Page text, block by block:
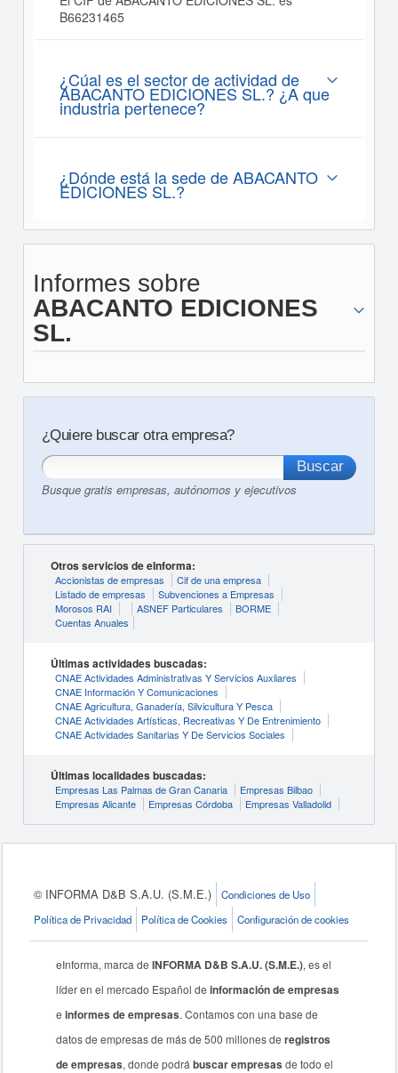
B66231465
¿Cúal es el sector de actividad de
ABACANTO EDICIONES SL.? ¿A que
industria pertenece?
¿Dónde está la sede de ABACANTO
EDICIONES SL.?
Informes sobre
ABACANTO EDICIONES
SL.
¿Quiere buscar otra empresa?
Busque gratis empresas, autónomos y ejecutivos
Otros servicios de eInforma:
Accionistas de empresas
Cif de una empresa
Listado de empresas
Subvenciones a Empresas
Morosos RAI
ASNEF Particulares
BORME
Cuentas Anuales
Últimas actividades buscadas:
CNAE Actividades Administrativas Y Servicios Auxliares
CNAE Información Y Comunicaciones
CNAE Agricultura, Ganadería, Silvicultura Y Pesca
CNAE Actividades Artísticas, Recreativas Y De Entrenimiento
CNAE Actividades Sanitarias Y De Servicios Sociales
Últimas localidades buscadas:
Empresas Las Palmas de Gran Canaria
Empresas Bilbao
Empresas Alicante
Empresas Córdoba Empresas Valladolid
© INFORMA D&B S.A.U. (S.M.E.)
Condiciones de Uso
Política de Privacidad
Política de Cookies Configuración de cookies
eInforma, marca deINFORMA D&B S.A.U. (S.M.E.), es el
líder en el mercado Español deinformación de empresas
einformes de empresas. Contamos con una base de
datos de empresas de más de 500 millones deregistros
de empresas, donde podrábuscar empresas de todo el